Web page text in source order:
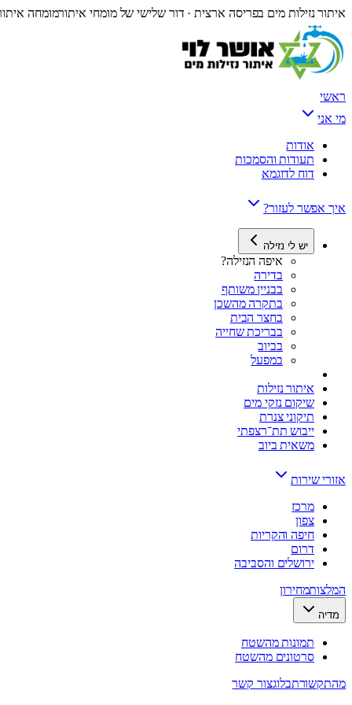
איתור נזילות מים בפריסה ארצית · דור שלישי של מומחי איתורמומחה
ראשי
מי אני
אודות
תעודות והסמכות
דוח לדוגמא
איך אפשר לעזור?
יש לי נזילה
איפה הנזילה?
בדירה
בבניין משותף
בתקרה מהשכן
בחצר הבית
בבריכת שחייה
בביוב
במפעל
איתור נזילות
שיקום נזקי מים
תיקוני צנרת
ייבוש תת־רצפתי
משאית ביוב
אזורי שירות
מרכז
צפון
חיפה והקריות
דרום
ירושלים והסביבה
המלצותמחירון
מדיה
תמונות מהשטח
סרטונים מהשטח
מהתקשורתבלוגצור קשר